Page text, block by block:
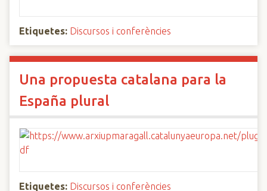
Etiquetes: Discursos i conferències
Una propuesta catalana para la
España plural
Etiquetes: Discursos i conferències